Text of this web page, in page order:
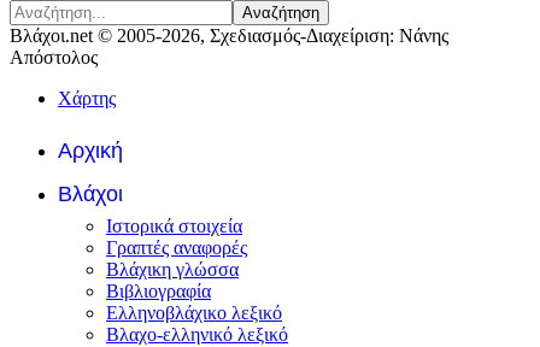
Αναζήτηση
Βλάχοι.net © 2005-2026, Σχεδιασμός-Διαχείριση: Νάνης
Απόστολος
Χάρτης
Αρχική
Βλάχοι
Ιστορικά στοιχεία
Γραπτές αναφορές
Βλάχικη γλώσσα
Βιβλιογραφία
Ελληνοβλάχικο λεξικό
Βλαχο-ελληνικό λεξικό